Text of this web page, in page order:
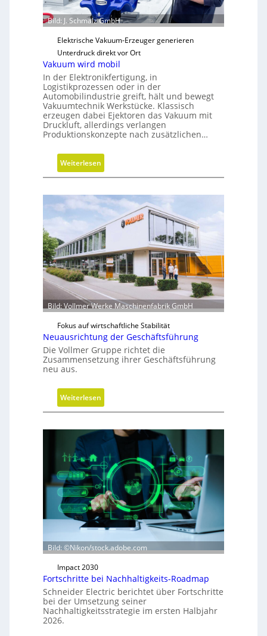
h
e
e
u
a
u
s
r
i
c
t
u
g
Bild: J. Schmalz GmbH
Elektrische Vakuum-Erzeuger generieren
Unterdruck direkt vor Ort
Vakuum wird mobil
In der Elektronikfertigung, in
Logistikprozessen oder in der
Automobilindustrie greift, hält und bewegt
Vakuumtechnik Werkstücke. Klassisch
erzeugen dabei Ejektoren das Vakuum mit
Druckluft, allerdings verlangen
Produktionskonzepte nach zusätzlichen…
Weiterlesen:
V
k
u
u
m
w
i
r
m
o
b
i
l
Bild: Vollmer Werke Maschinenfabrik GmbH
Fokus auf wirtschaftliche Stabilität
Neuausrichtung der Geschäftsführung
Die Vollmer Gruppe richtet die
Zusammensetzung ihrer Geschäftsführung
neu aus.
Weiterlesen:
N
a
u
s
r
i
c
h
u
d
e
r
Bild: ©Nikon/stock.adobe.com
Impact 2030
Fortschritte bei Nachhaltigkeits-Roadmap
Schneider Electric berichtet über Fortschritte
bei der Umsetzung seiner
Nachhaltigkeitsstrategie im ersten Halbjahr
2026.